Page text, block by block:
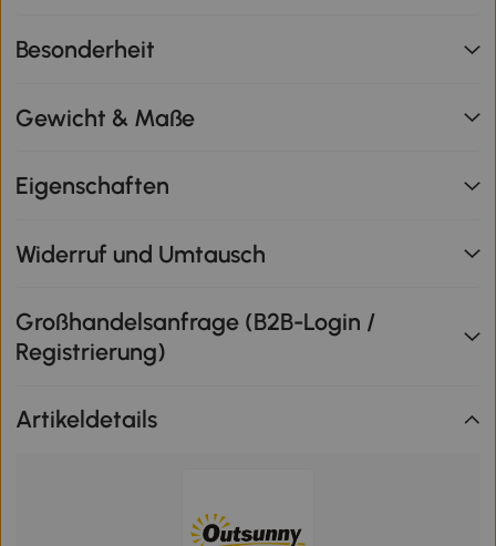
Besonderheit
Gewicht & Maße
Eigenschaften
Widerruf und Umtausch
Großhandelsanfrage (B2B-Login /
Registrierung)
Artikeldetails